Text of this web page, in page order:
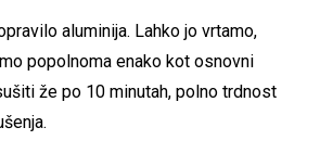
aluminija. Lahko jo vrtamo,
popolnoma enako kot osnovni
že po 10 minutah, polno trdnost